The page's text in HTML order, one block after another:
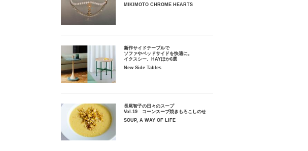
MIKIMOTO CHROME HEARTS
新作サイドテーブルで
ソファやベッドサイドを快適に。
イクスシー、HAYほか6選
New Side Tables
長尾智子の日々のスープ
Vol.19 コーンスープ焼きもろこしのせ
SOUP, A WAY OF LIFE